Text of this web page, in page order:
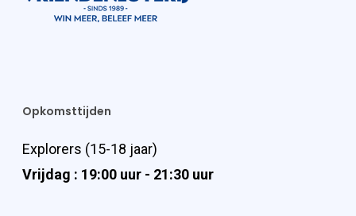
Opkomsttijden
Explorers (15-18 jaar)
Vrijdag : 19:00 uur - 21:30 uur